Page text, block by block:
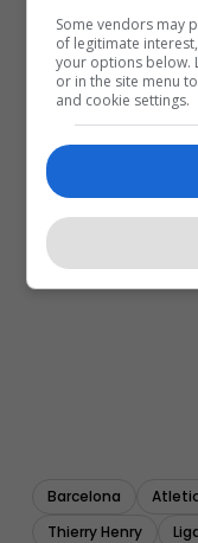
Barcelona
Thierry Henry
Some vendors may
of legitimate
your options below.
or in the site menu
and cookie settings.